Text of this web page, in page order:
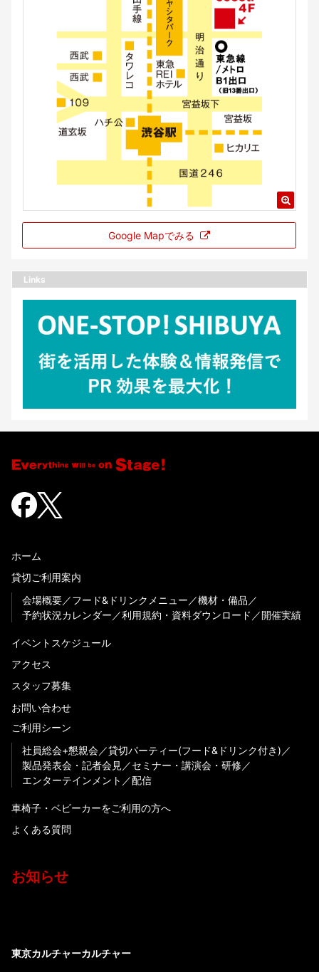
Google Mapでみる
Links
ホーム
貸切ご利用案内
会場概要
フード&ドリンクメニュー
機材・備品
予約状況カレンダー
利用規約・資料ダウンロード 開催実績
イベントスケジュール
アクセス
スタッフ募集
お問い合わせ
ご利用シーン
社員総会+懇親会
貸切パーティー(フード&ドリンク付き)
製品発表会・記者会見
セミナー・講演会・研修
エンターテインメント
配信
車椅子・ベビーカーをご利用の方へ
よくある質問
お知らせ
東京カルチャーカルチャー